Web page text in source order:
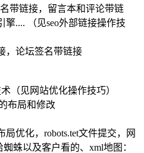
带链接，留言本和评论带链
.... （见seo外部链接操作技
，论坛签名带链接
（见网站优化操作技巧）
布局和修改
优化，robots.tet文件提交，网
蛛以及客户看的、xml地图：